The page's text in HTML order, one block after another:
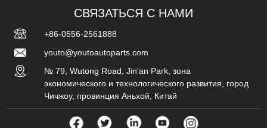
СВЯЗАТЬСЯ С НАМИ
+86-0556-2561888
youto@youtoautoparts.com
№ 79, Wutong Road, Jin'an Park, зона
экономического и технологического развития, город
Чичжоу, провинция Аньхой, Китай